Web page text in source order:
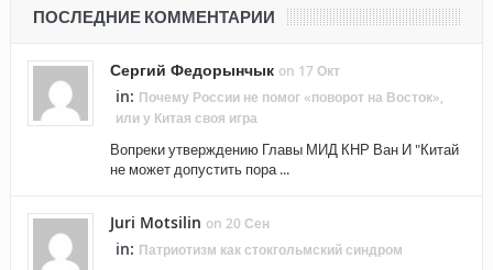
ПОСЛЕДНИЕ КОММЕНТАРИИ
Сергий Федорынчык on 17 Окт
in: Почему России не помог «поворот на Восток»,
или у Китая своя игра
Вопреки утверждению Главы МИД КНР Ван И "Китай
не может допустить пора ...
Juri Motsilin on 20 Сен
in: Патриотизм как стокгольмский синдром